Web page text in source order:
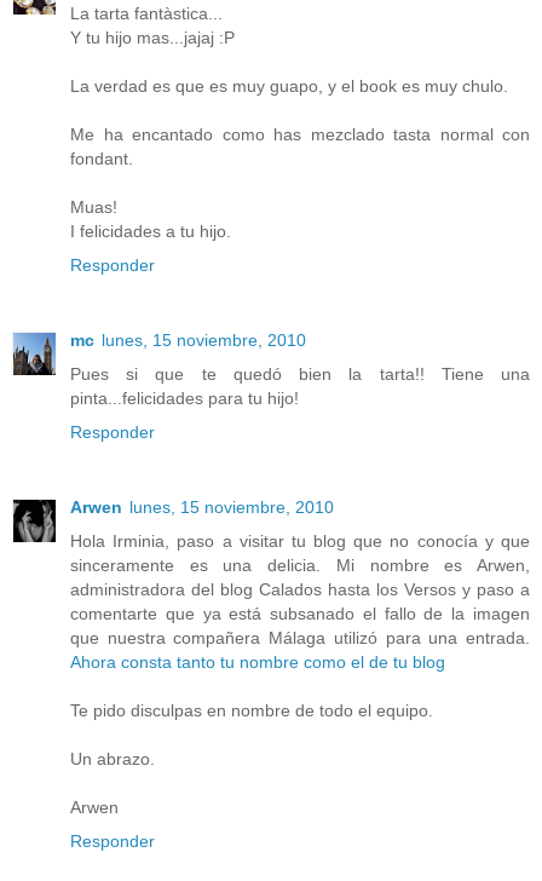
La tarta fantàstica...
Y tu hijo mas...jajaj :P
La verdad es que es muy guapo, y el book es muy chulo.
Me ha encantado como has mezclado tasta normal con
fondant.
Muas!
I felicidades a tu hijo.
Responder
mc lunes, 15 noviembre, 2010
Pues si que te quedó bien la tarta!! Tiene una
pinta...felicidades para tu hijo!
Responder
Arwen lunes, 15 noviembre, 2010
Hola Irminia, paso a visitar tu blog que no conocía y que
sinceramente es una delicia. Mi nombre es Arwen,
administradora del blog Calados hasta los Versos y paso a
comentarte que ya está subsanado el fallo de la imagen
que nuestra compañera Málaga utilizó para una entrada.
Ahora consta tanto tu nombre como el de tu blog
Te pido disculpas en nombre de todo el equipo.
Un abrazo.
Arwen
Responder